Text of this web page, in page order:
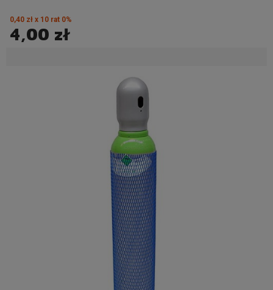
4,00 zł
0,40 zł x 10 rat 0%